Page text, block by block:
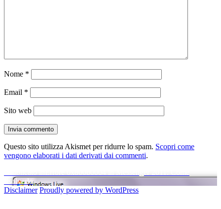
Nome *
Email *
Sito web
Questo sito utilizza Akismet per ridurre lo spam. Scopri come
vengono elaborati i dati derivati dai commenti.
Navigazione
articoli
risolverlo
Disclaimer Proudly powered by WordPress